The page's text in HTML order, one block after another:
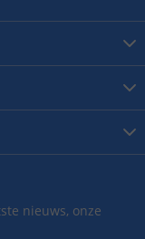
nieuws, onze